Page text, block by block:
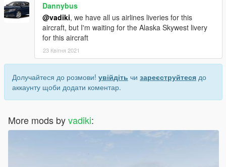
Dannybus
@vadiki, we have all us airlines liveries for this
aircraft, but I'm waiting for the Alaska Skywest livery
for this aircraft
23 Квітня 2021
Долучайтеся до розмови! увійдіть чи зареєструйтеся до
аккаунту щоби додати коментар.
More mods byvadiki: